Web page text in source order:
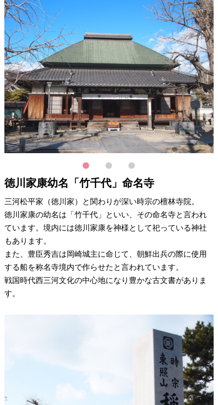
徳川家康幼名「竹千代」命名寺
三河松平家（徳川家）と関わりが深い時宗の檀林寺院。
徳川家康の幼名は「竹千代」といい、その命名寺と言われ
ています。境内には徳川家康を神様として祀っている神社
もあります。
また、豊臣秀吉は岡崎城主に命じて、朝鮮出兵の際に使用
する船を称名寺境内で作らせたと言われています。
戦国時代西三河文化の中心地になり豊かな古文書がありま
す。